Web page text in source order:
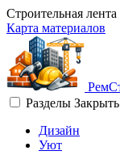
Строительная лента
Карта материалов
Рем
Разделы Закрыть
Дизайн
Уют